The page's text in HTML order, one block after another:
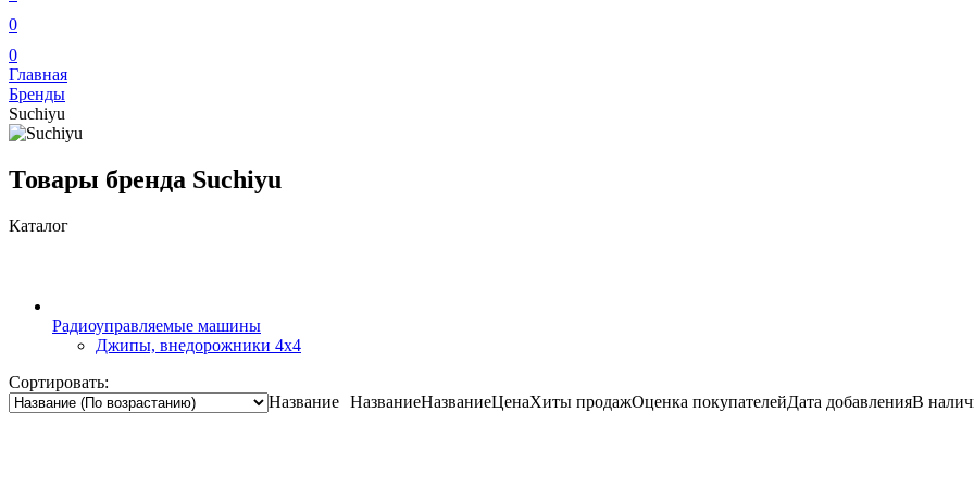
0
0
Главная
Бренды
Suchiyu
Товары бренда Suchiyu
Каталог
Радиоуправляемые машины
Джипы, внедорожники 4x4
Сортировать:
Название НазваниеНазваниеЦенаХиты продажОценка покупателейДата добавленияВ